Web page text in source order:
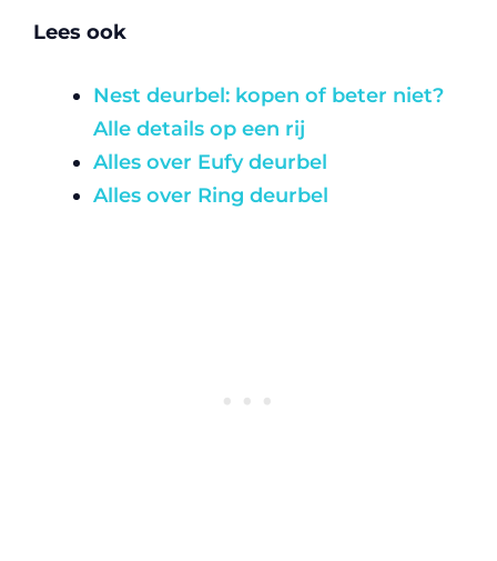
Lees ook
Nest deurbel: kopen of beter niet?
Alle details op een rij
Alles over Eufy deurbel
Alles over Ring deurbel